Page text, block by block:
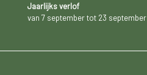
Jaarlijks verlof
van 7 september tot 23 september